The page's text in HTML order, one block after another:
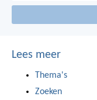
Lees meer
Thema's
Zoeken